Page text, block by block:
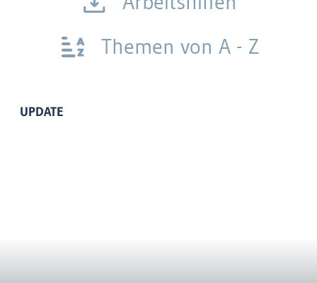
Themen von A - Z
UPDATE